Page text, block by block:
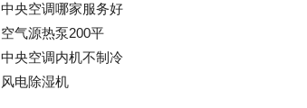
中央空调哪家服务好
空气源热泵200平
中央空调内机不制冷
风电除湿机